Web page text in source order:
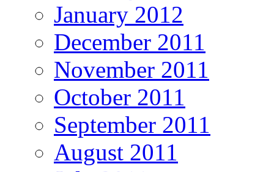
January 2012
December 2011
November 2011
October 2011
September 2011
August 2011